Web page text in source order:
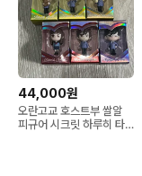
44,000원
오란고교 호스트부 쌀알
피규어 시크릿 하루히 타